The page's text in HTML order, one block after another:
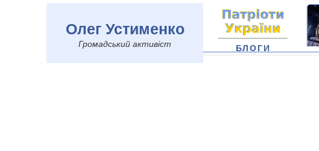
Олег Устименко
Громадський активіст БЛОГИ